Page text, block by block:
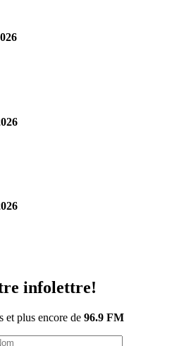
infolettre!
et plus encore de 96.9 FM